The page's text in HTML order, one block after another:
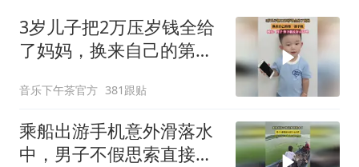
3岁儿子把2万压岁钱全给
了妈妈，换来自己的第一
音乐下午茶官方 381跟贴
乘船出游手机意外滑落水
中，男子不假思索直接下